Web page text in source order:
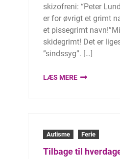
skizofreni: “Peter
er for øvrigt et grimt
et pissegrimt
skidegrimt! Det er
”sindssyg”. […]
LÆS MERE
Autisme Ferie
Tilbage til